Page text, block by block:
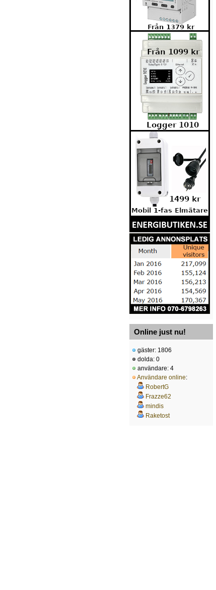
Online just nu!
gäster: 1806
dolda: 0
användare: 4
Användare online:
RobertG
Frazze62
mindis
Raketost